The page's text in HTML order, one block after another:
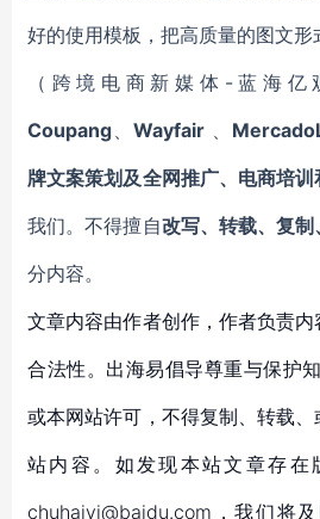
好的使用模板，把高质量的图文形
（跨境电商新媒体-蓝海亿
Coupang、Wayfair 、
牌文案策划及全网推广、电商培
我们。不得擅自改写、转载、复
分内容。
文章内容由作者创作，作者负责
合法性。出海易倡导尊重与保护
或本网站许可，不得复制、转载
站内容。如发现本站文章存在
chuhaiyi@baidu.com，我们将